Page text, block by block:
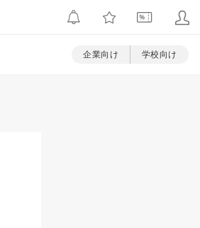
企業向け 学校向け